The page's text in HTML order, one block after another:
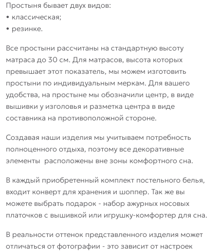
Простыня бывает двух видов:
• классическая;
• резинке.
Все простыни рассчитаны на стандартную высоту
матраса до 30 см. Для матрасов, высота которых
превышает этот показатель, мы можем изготовить
простыни по индивидуальным меркам. Для вашего
удобства, на простыне мы обозначили центр, в виде
вышивки у изголовья и разметка центра в виде
составника на противоположной стороне.
Создавая наши изделия мы учитываем потребность
полноценного отдыха, поэтому все декоративные
элементы расположены вне зоны комфортного сна.
В каждый приобретенный комплект постельного белья,
входит конверт для хранения и шоппер. Так же вы
можете выбрать подарок - набор ажурных носовых
платочков с вышивкой или игрушку-комфортер для сна.
В реальности оттенок представленного изделия может
отличаться от фотографии - это зависит от настроек